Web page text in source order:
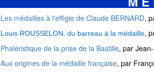
Les médailles à l'effigie de Claude BERNARD,
Louis ROUSSELON, du barreau à la médaille,
Phaléristique de la prise de la Bastille, par
Aux origines de la médaille française, par